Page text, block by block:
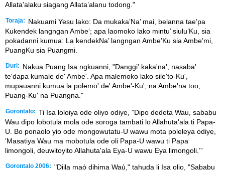
Allata’alaku siagang Allata’alanu todong."
Toraja:
Nakuami Yesu lako: Da mukaka’Na’ mai, belanna tae’pa
Kukendek langngan Ambe’; apa laomoko lako mintu’ siulu’Ku, sia
pokadanni kumua: La kendekNa’ langngan Ambe’Ku sia Ambe’mi,
PuangKu sia Puangmi.
Duri:
Nakua Puang Isa ngkuanni, "Danggi' kaka'na', nasaba'
te'dapa kumale de' Ambe'. Apa malemoko lako sile'to-Ku',
mupauanni kumua la polemo' de' Ambe'-Ku', na Ambe'na too,
Puang-Ku' na Puangna."
Gorontalo: Ti Isa loloiya ode oliyo odiye, ”Dipo dedeta Wau, sababu
Wau dipo lobotula mola ode soroga tambati lo Allahuta'ala ti Papa-
U. Bo ponaolo yio ode mongowutatu-U wawu mota poleleya odiye,
’Masatiya Wau ma mobotula ode oli Papa-U wawu ti Papa
limongoli, deuwitoyito Allahuta'ala Eya-U wawu Eya limongoli.’”
Gorontalo 2006: "Diila mao̒ dihima Wau̒," tahuda li Isa olio, "Sababu